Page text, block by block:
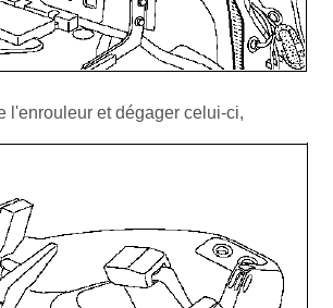
l'enrouleur et dégager celui-ci,